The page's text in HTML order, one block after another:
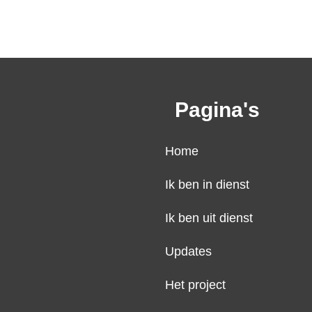
Pagina's
Home
Ik ben in dienst
Ik ben uit dienst
Updates
Het project